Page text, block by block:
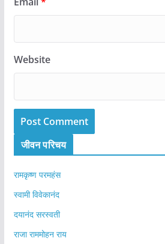
Website
जीवन परिचय
रामकृष्ण परमहंस
स्वामी विवेकानंद
दयानंद सरस्वती
राजा राममोहन राय